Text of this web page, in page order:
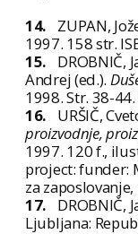
14.
ZUPAN,
1997. 158 str.
15.
DROBNIČ,
Andrej (ed.).
1998. Str. 38-
16.
URŠIČ,
proizvodnje,
1997. 120 f.,
project: funder:
za
17.
DROBNIČ,
Ljubljana: